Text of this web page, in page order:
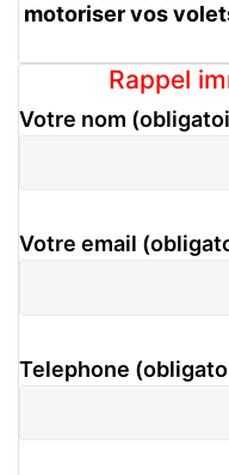
motoriser vos
Rappel
Votre nom
Votre email
Telephone